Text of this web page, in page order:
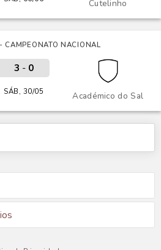
Cutelinho
CAMPEONATO NACIONAL
Académico do Sal
3 - 0
SÁB, 30/05